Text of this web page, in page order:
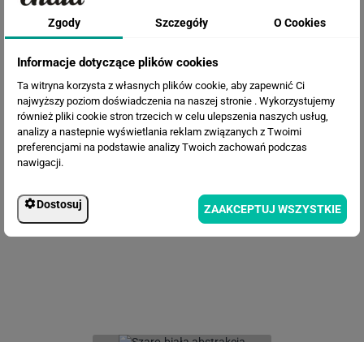
Zgody Szczegóły O Cookies
Informacje dotyczące plików cookies
Ta witryna korzysta z własnych plików cookie, aby zapewnić Ci
najwyższy poziom doświadczenia na naszej stronie . Wykorzystujemy
również pliki cookie stron trzecich w celu ulepszenia naszych usług,
analizy a nastepnie wyświetlania reklam związanych z Twoimi
preferencjami na podstawie analizy Twoich zachowań podczas
nawigacji.
Dostosuj ZAAKCEPTUJ WSZYSTKIE